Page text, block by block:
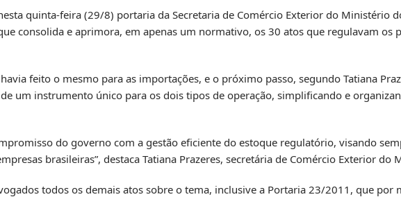
quinta-feira (29/8) portaria da Secretaria de Comércio Exterior do Ministério
consolida e aprimora, em apenas um normativo, os 30 atos que regulavam os
feito o mesmo para as importações, e o próximo passo, segundo Tatiana
um instrumento único para os dois tipos de operação, simplificando e
do governo com a gestão eficiente do estoque regulatório, visando
brasileiras”, destaca Tatiana Prazeres, secretária de Comércio Exterior do
todos os demais atos sobre o tema, inclusive a Portaria 23/2011, que por